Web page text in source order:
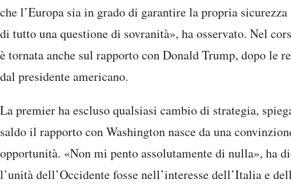
che l’Europa sia in grado di garantire la propria
di tutto una questione di sovranità», ha osservato. Nel
è tornata anche sul rapporto con Donald Trump, dopo le
dal presidente americano.
La premier ha escluso qualsiasi cambio di strategia,
saldo il rapporto con Washington nasce da una
opportunità. «Non mi pento assolutamente di nulla», ha
l’unità dell’Occidente fosse nell’interesse dell’Italia e